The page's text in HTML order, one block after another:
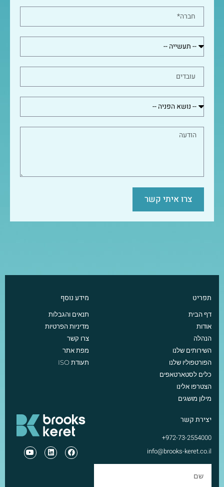
צרו איתי קשר
תפריט
דף הבית
אודות
הנהלה
השירותים שלנו
הפורטפוליו שלנו
כלים לסטארטאפים
הצטרפו אלינו
מילון מושגים
מידע נוסף
תנאים והגבלות
מדיניות הפרטיות
צרו קשר
מפת אתר
תעודת ISO
יצירת קשר
972-73-2554000+
info@brooks-keret.co.il